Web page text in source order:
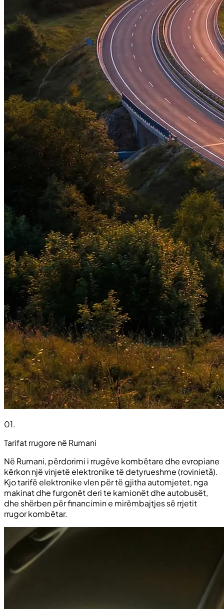
01.
Tarifat rrugore në Rumani
Në Rumani, përdorimi i rrugëve kombëtare dhe evropiane
kërkon një vinjetë elektronike të detyrueshme (rovinietă).
Kjo tarifë elektronike vlen për të gjitha automjetet, nga
makinat dhe furgonët deri te kamionët dhe autobusët,
dhe shërben për financimin e mirëmbajtjes së rrjetit
rrugor kombëtar.